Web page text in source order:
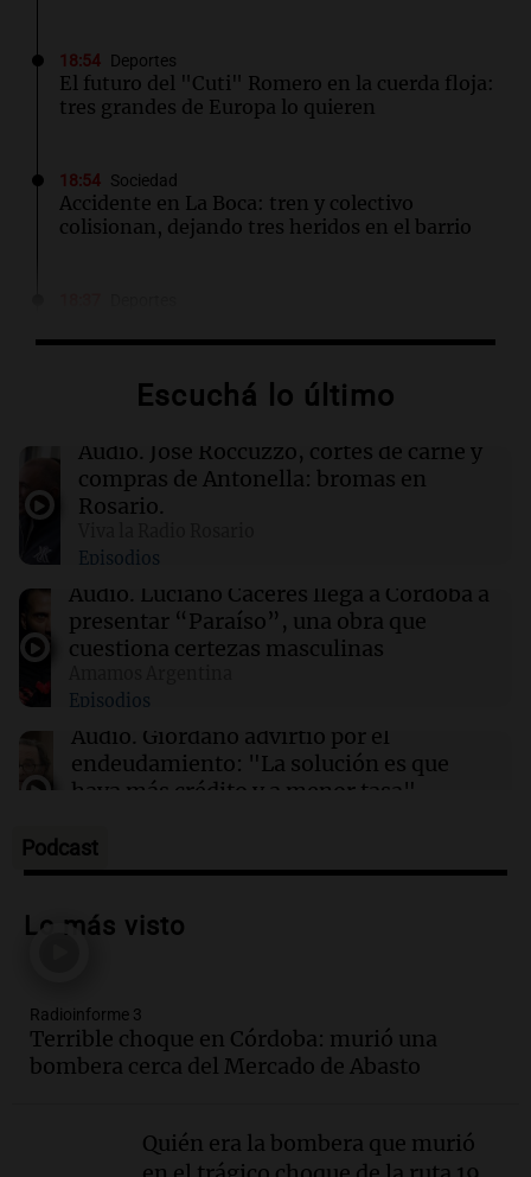
18:54 Deportes
El futuro del "Cuti" Romero en la cuerda floja:
tres grandes de Europa lo quieren
18:54 Sociedad
Accidente en La Boca: tren y colectivo
colisionan, dejando tres heridos en el barrio
jugar contra Boca: "O soy dirigente o jugador"
Helicóptero se estrella mientras combate
incendio forestal en Utah; estado de los
pilotos es incierto
18:33 Mundo
Abelardo De la Espriella asume la presidencia
de Colombia en un acto histórico
Promocionan cortes de cerdo a precio
especial: "Hoy el tema económico cala"
Escuchá lo último
Audio. José Roccuzzo, cortes de carne y
compras de Antonella: bromas en
Rosario.
Episodios
Audio. Luciano Cáceres llega a Córdoba a
presentar “Paraíso”, una obra que
cuestiona certezas masculinas
Episodios
Audio. Giordano advirtió por el
endeudamiento: "La solución es que
haya más crédito y a menor tasa"
Episodios
Audio.Media sanción a la ley de
propietarios e inquilinos en Argentina
Audio.Promocionan cortes de cerdo
ante la caída de consumo de carne de
vaca por precios.
Podcast
Lo más visto
Radioinforme 3
Terrible choque en Córdoba: murió una
bombera cerca del Mercado de Abasto
Quién era la bombera que murió